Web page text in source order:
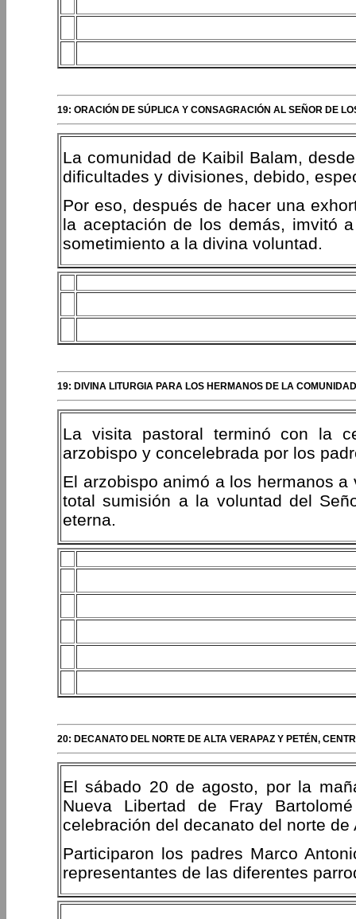
19: ORACIÓN DE SÚPLICA Y CONSAGRACIÓN AL SEÑOR DE
La comunidad de Kaibil Balam,
dificultades y divisiones, debido,
Por eso, después de hacer una
la aceptación de los demás, imvitó
sometimiento a la divina voluntad.
19: DIVINA LITURGIA PARA LOS HERMANOS DE LA
La visita pastoral terminó con la
arzobispo y concelebrada por los
El arzobispo animó a los hermanos
total sumisión a la voluntad del
eterna.
20: DECANATO DEL NORTE DE ALTA VERAPAZ Y PETÉN,
El sábado 20 de agosto, por la
Nueva Libertad de Fray
celebración del decanato del norte de
Participaron los padres Marco
representantes de las diferentes